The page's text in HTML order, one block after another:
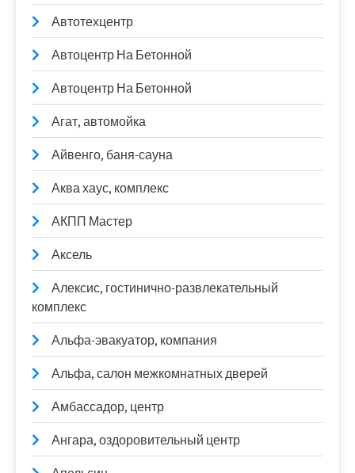
Автотехцентр
Автоцентр На Бетонной
Автоцентр На Бетонной
Агат, автомойка
Айвенго, баня-сауна
Аква хаус, комплекс
АКПП Мастер
Аксель
Алексис, гостинично-развлекательный
комплекс
Альфа-эвакуатор, компания
Альфа, салон межкомнатных дверей
Амбассадор, центр
Ангара, оздоровительный центр